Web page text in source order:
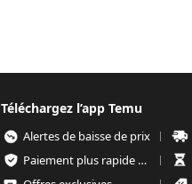
Téléchargez l’app Temu
Alertes de baisse de prix
Paiement plus rapide et plus sécurisé